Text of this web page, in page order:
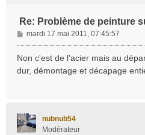
Re: Problème de peinture
M
e
s
mardi 17 mai 2011, 07:45:57
Non c'est de l'acier mais au
dur, démontage et décapage
nubnub54
Modérateur